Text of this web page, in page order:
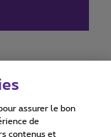
statement
assurer le bon
de
contenus et